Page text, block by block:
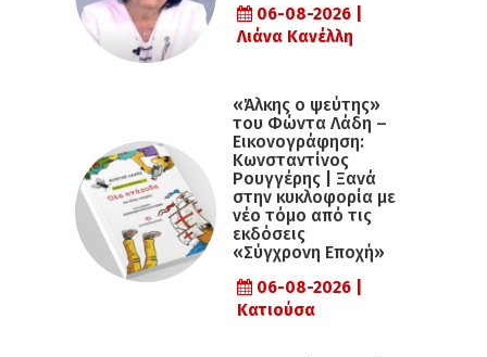
06-08-2026 |
Λιάνα Κανέλλη
«Άλκης ο ψεύτης»
του Φώντα Λάδη –
Εικονογράφηση:
Κωνσταντίνος
Ρουγγέρης | Ξανά
στην κυκλοφορία με
νέο τόμο από τις
εκδόσεις
«Σύγχρονη Εποχή»
06-08-2026 |
Κατιούσα